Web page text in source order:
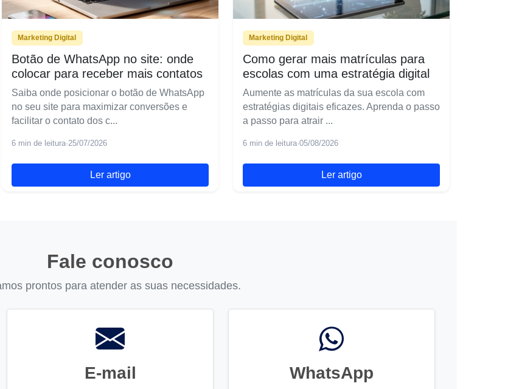
Marketing Digital
Botão de WhatsApp no site: onde
colocar para receber mais contatos
Saiba onde posicionar o botão de WhatsApp
no seu site para maximizar conversões e
facilitar o contato dos c...
6 min de leitura·25/07/2026
Ler artigo
Marketing Digital
Como gerar mais matrículas para
escolas com uma estratégia digital
Aumente as matrículas da sua escola com
estratégias digitais eficazes. Aprenda o passo
a passo para atrair ...
6 min de leitura·05/08/2026
Ler artigo
Fale conosco
prontos para atender as suas necessidades.
E-mail WhatsApp